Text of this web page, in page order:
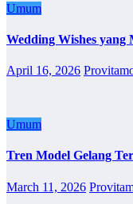
Umum
Wedding Wishes yang
April 16, 2026
Umum
Tren Model Gelang
March 11, 2026